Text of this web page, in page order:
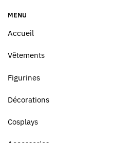
MENU
Accueil
Vêtements
Figurines
Décorations
Cosplays